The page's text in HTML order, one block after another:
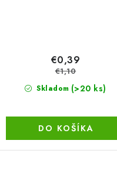
Skladom (>20 ks)
€0,39
€1,10
DO KOŠÍKA